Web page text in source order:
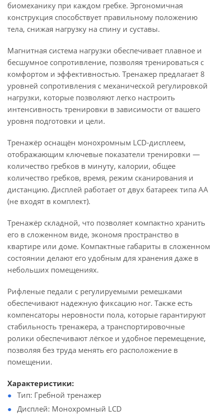
биомеханику при каждом гребке. Эргономичная
конструкция способствует правильному положению
тела, снижая нагрузку на спину и суставы.
Магнитная система нагрузки обеспечивает плавное и
бесшумное сопротивление, позволяя тренироваться с
комфортом и эффективностью. Тренажер предлагает 8
уровней сопротивления с механической регулировкой
нагрузки, которые позволяют легко настроить
интенсивность тренировки в зависимости от вашего
уровня подготовки и цели.
Тренажёр оснащён монохромным LCD-дисплеем,
отображающим ключевые показатели тренировки —
количество гребков в минуту, калории, общее
количество гребков, время, режим сканирования и
дистанцию. Дисплей работает от двух батареек типа AA
(не входят в комплект).
Тренажёр складной, что позволяет компактно хранить
его в сложенном виде, экономя пространство в
квартире или доме. Компактные габариты в сложенном
состоянии делают его удобным для хранения даже в
небольших помещениях.
Рифленые педали с регулируемыми ремешками
обеспечивают надежную фиксацию ног. Также есть
компенсаторы неровности пола, которые гарантируют
стабильность тренажера, а транспортировочные
ролики обеспечивают лёгкое и удобное перемещение,
позволяя без труда менять его расположение в
помещении.
Характеристики:
Тип: Гребной тренажер
Дисплей: Монохромный LCD